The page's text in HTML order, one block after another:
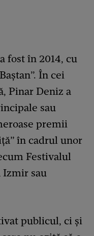
fost în 2014, cu
În cei
Pinar Deniz a
sau
premii
în cadrul unor
Festivalul
Izmir sau
publicul, ci și